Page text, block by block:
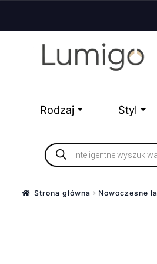
Przejdź
nawigacji
Przejdź
treści
Rodzaj Styl
Wyszukiwarka
produktów
Strona główna Nowoczesne